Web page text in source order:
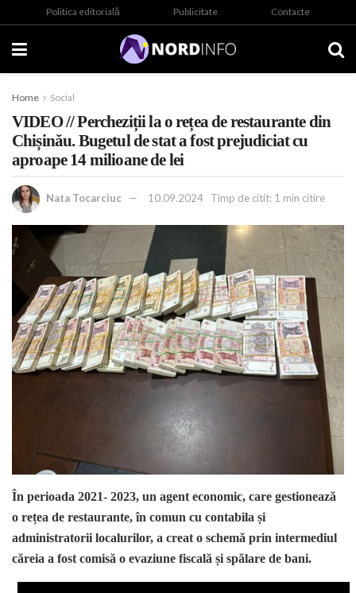
Politica editorială Publicitate Contacte
Home Social
VIDEO // Percheziții la o rețea de restaurante din
Chișinău. Bugetul de stat a fost prejudiciat cu
aproape 14 milioane de lei
Nata Tocarciuc 10.09.2024 Timp de citit: 1 min citire
În perioada 2021- 2023, un agent economic, care gestionează
o rețea de restaurante, în comun cu contabila și
administratorii localurilor, a creat o schemă prin intermediul
căreia a fost comisă o evaziune fiscală și spălare de bani.